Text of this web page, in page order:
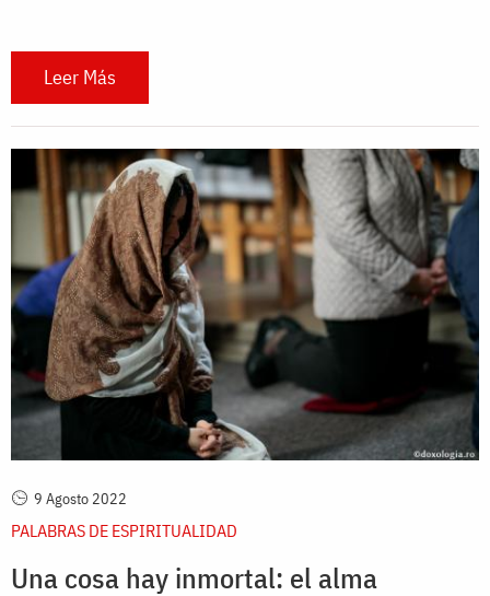
Leer Más
9 Agosto 2022
PALABRAS DE ESPIRITUALIDAD
Una cosa hay inmortal: el alma